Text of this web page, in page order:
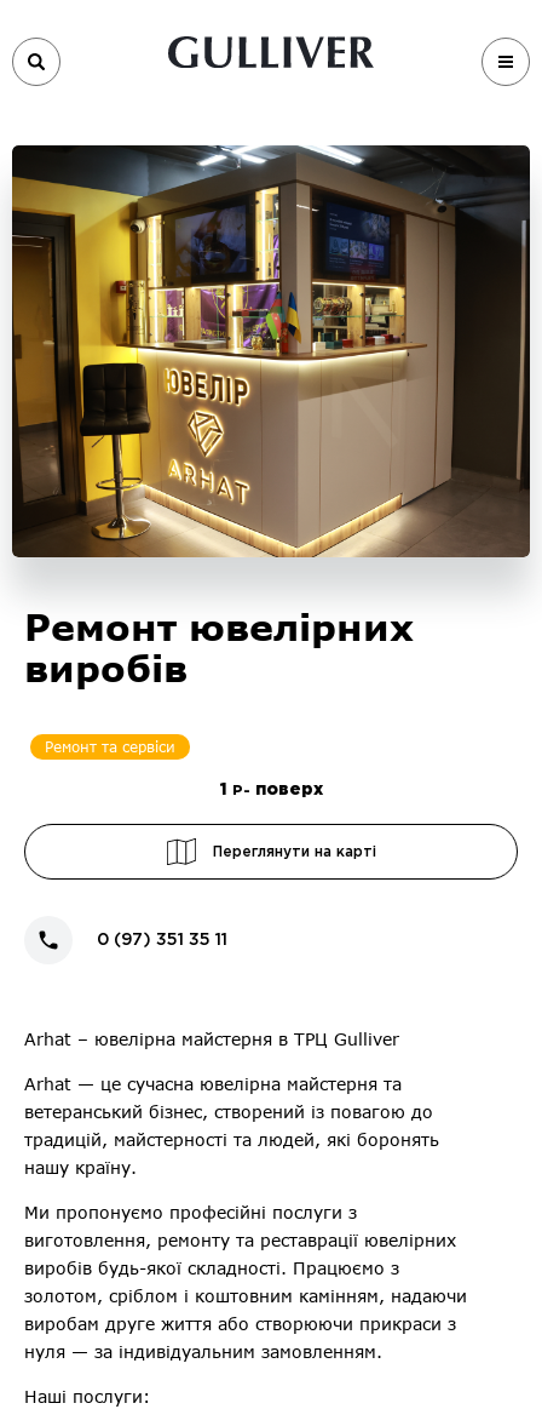
Ремонт ювелірних
виробів
Ремонт та сервіси
1 P- поверх
Переглянути на карті
0 (97) 351 35 11
Arhat – ювелірна майстерня в ТРЦ Gulliver
Arhat — це сучасна ювелірна майстерня та
ветеранський бізнес, створений із повагою до
традицій, майстерності та людей, які боронять
нашу країну.
Ми пропонуємо професійні послуги з
виготовлення, ремонту та реставрації ювелірних
виробів будь-якої складності. Працюємо з
золотом, сріблом і коштовним камінням, надаючи
виробам друге життя або створюючи прикраси з
нуля — за індивідуальним замовленням.
Наші послуги: